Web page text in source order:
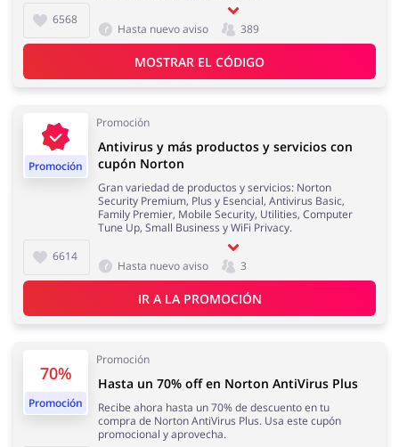
Calzado
6568
Hasta nuevo aviso 389
MOSTRAR EL CÓDIGO
Promoción
Promoción
6614
Antivirus y más productos y servicios con
cupón Norton
Gran variedad de productos y servicios: Norton
Security Premium, Plus y Esencial, Antivirus Basic,
Family Premier, Mobile Security, Utilities, Computer
Tune Up, Small Business y WiFi Privacy.
Hasta nuevo aviso 3
IR A LA PROMOCIÓN
70%
Promoción
Promoción
Hasta un 70% off en Norton AntiVirus Plus
Recibe ahora hasta un 70% de descuento en tu
compra de Norton AntiVirus Plus. Usa este cupón
promocional y aprovecha.